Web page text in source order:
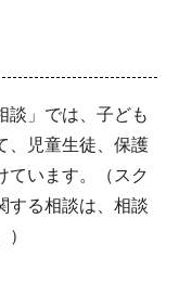
談」では、子ども
、児童生徒、保護
ています。（スク
する相談は、相談